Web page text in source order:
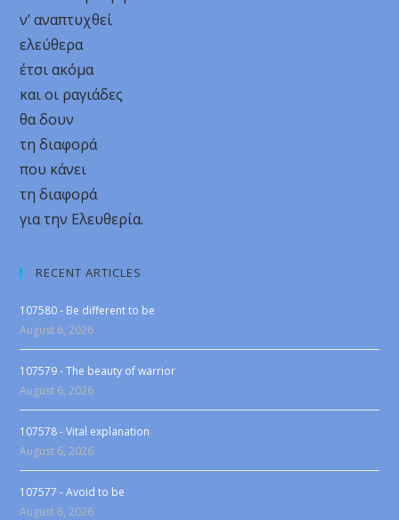
ν’ αναπτυχθεί
ελεύθερα
έτσι ακόμα
και οι ραγιάδες
θα δουν
τη διαφορά
που κάνει
τη διαφορά
για την Ελευθερία.
RECENT ARTICLES
107580 - Be different to be
August 6, 2026
107579 - The beauty of warrior
August 6, 2026
107578 - Vital explanation
August 6, 2026
107577 - Avoid to be
August 6, 2026